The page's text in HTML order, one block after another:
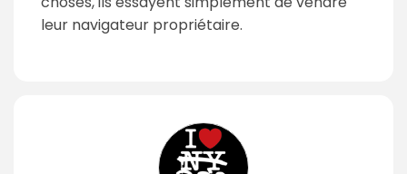
leur navigateur propriétaire.